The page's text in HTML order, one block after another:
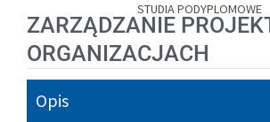
STUDIA PODYPLOMOWE
ZARZĄDZANIE
ORGANIZACJACH
Opis